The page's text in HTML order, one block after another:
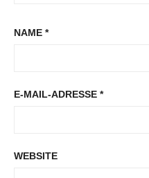
NAME *
E-MAIL-ADRESSE *
WEBSITE